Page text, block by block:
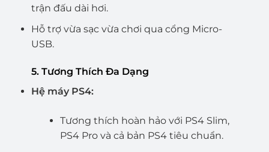
trận đấu dài hơi.
Hỗ trợ vừa sạc vừa chơi qua cổng Micro-
USB.
5. Tương Thích Đa Dạng
Hệ máy PS4:
Tương thích hoàn hảo với PS4 Slim,
PS4 Pro và cả bản PS4 tiêu chuẩn.